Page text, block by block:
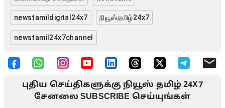
newstamildigital24x7 நியூஸ்தமிழ்24x7
newstamil24x7channel
புதிய செய்திகளுக்கு நியூஸ் தமிழ் 24X7
சேனலை SUBSCRIBE செய்யுங்கள்